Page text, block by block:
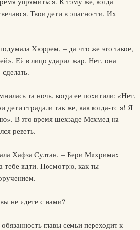
я. Твои дети в опасности. Их
Хюррем, – да что же это такое,
Ей в лицо ударил жар. Нет, она
та ночь, когда ее похитили: «Нет,
дети страдали так же, как когда-то я! Я
В это время шехзаде Мехмед на
реветь.
Хафза Султан. – Бери Михримах
тебе идти. Посмотрю, как ты
не идете с нами?
главы семьи переходит к